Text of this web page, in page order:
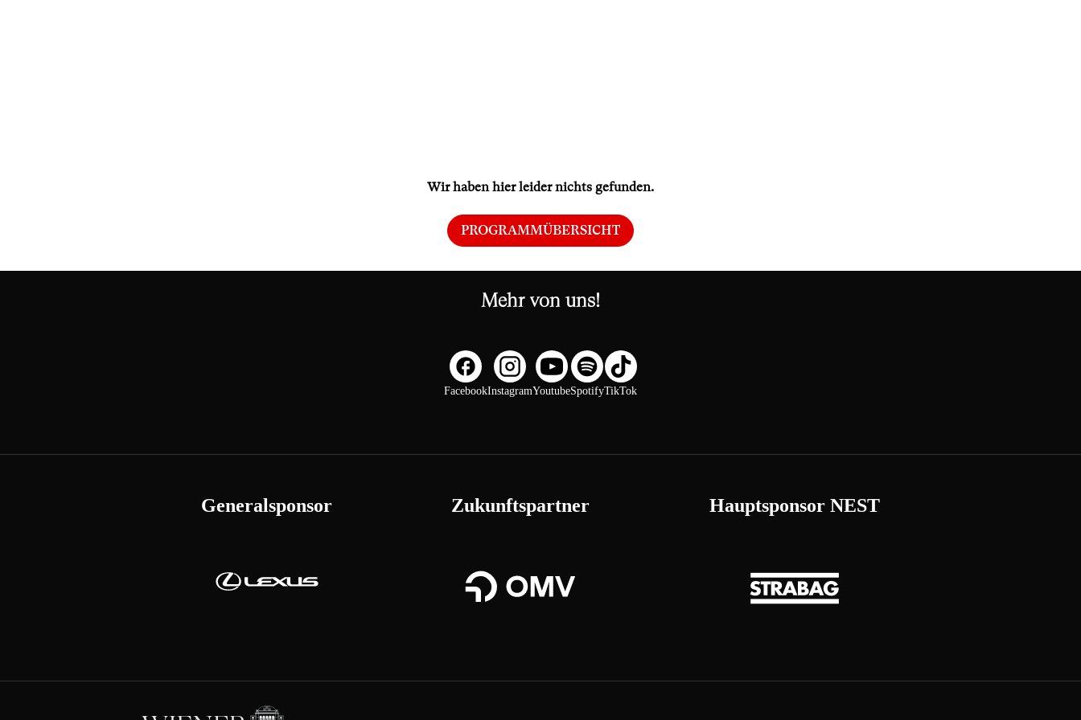
Wir haben hier leider nichts gefunden.
PROGRAMMÜBERSICHT
Mehr von uns!
FacebookInstagramYoutubeSpotifyTikTok
Generalsponsor Zukunftspartner Hauptsponsor NEST